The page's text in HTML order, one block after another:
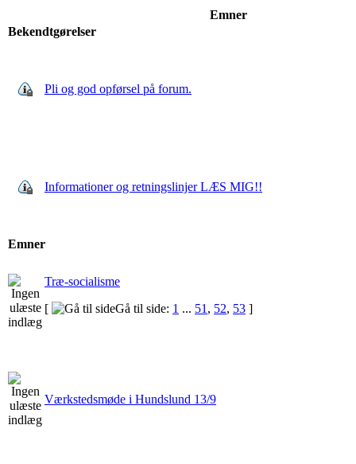
Emner
Bekendtgørelser
Pli og god opførsel på forum.
Informationer og retningslinjer LÆS MIG!!
Emner
Træ-socialisme
[
Gå til side: 1 ... 51 , 52, 53 ]
Værkstedsmøde i Hundslund 13/9